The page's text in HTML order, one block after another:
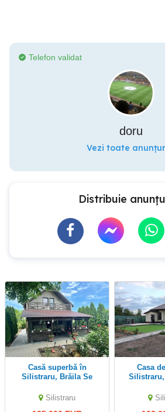
Telefon validat
doru
Vezi toate
Distribuie
Casă superbă în
Silistraru, Brăila Se
MOBILATĂ și UTILATĂ
Silistraru
Casa de vanzare